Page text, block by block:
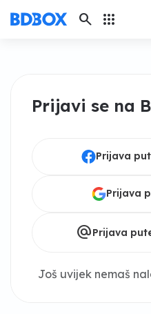
search apps
Prijavi se na
Prijava
Prijava
alternate_emailPrijava
Još uvijek nemaš